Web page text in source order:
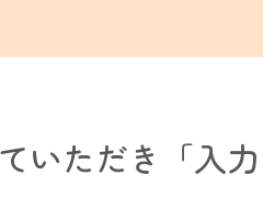
ただき「入力